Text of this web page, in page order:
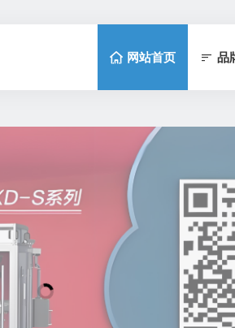
网站首页 品